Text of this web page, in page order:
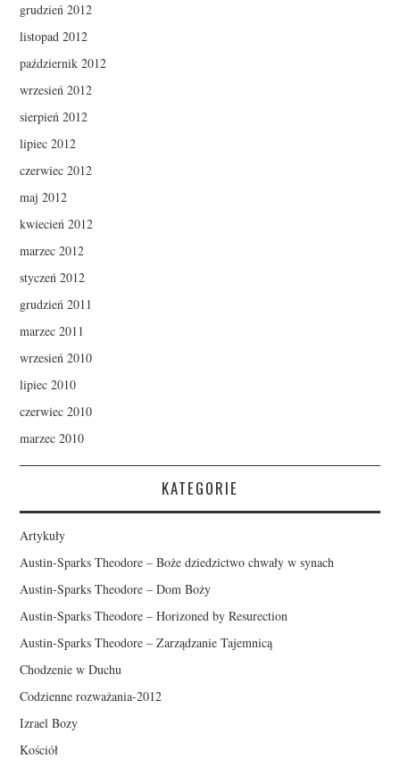
grudzień 2012
listopad 2012
październik 2012
wrzesień 2012
sierpień 2012
lipiec 2012
czerwiec 2012
maj 2012
kwiecień 2012
marzec 2012
styczeń 2012
grudzień 2011
marzec 2011
wrzesień 2010
lipiec 2010
czerwiec 2010
marzec 2010
KATEGORIE
Artykuły
Austin-Sparks Theodore – Boże dziedzictwo chwały w synach
Austin-Sparks Theodore – Dom Boży
Austin-Sparks Theodore – Horizoned by Resurection
Austin-Sparks Theodore – Zarządzanie Tajemnicą
Chodzenie w Duchu
Codzienne rozważania-2012
Izrael Bozy
Kościół